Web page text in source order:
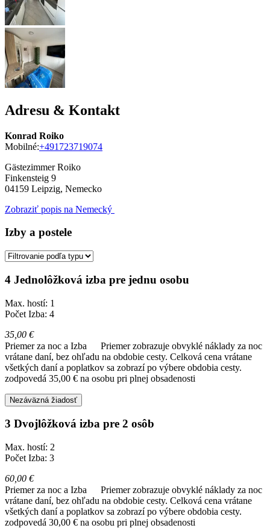
Adresu & Kontakt
Konrad Roiko
Mobilné:+491723719074
Gästezimmer Roiko
Finkensteig 9
04159 Leipzig, Nemecko
Zobraziť popis na Nemecký
Izby a postele
4 Jednolôžková izba pre jednu osobu
Max. hostí: 1
Počet Izba: 4
35,00 €
Priemer za noc a Izba
Priemer zobrazuje obvyklé náklady za noc
vrátane daní, bez ohľadu na obdobie cesty. Celková cena vrátane
všetkých daní a poplatkov sa zobrazí po výbere obdobia cesty.
zodpovedá 35,00 € na osobu pri plnej obsadenosti
Nezáväzná žiadosť
3 Dvojlôžková izba pre 2 osôb
Max. hostí: 2
Počet Izba: 3
60,00 €
Priemer za noc a Izba
Priemer zobrazuje obvyklé náklady za noc
vrátane daní, bez ohľadu na obdobie cesty. Celková cena vrátane
všetkých daní a poplatkov sa zobrazí po výbere obdobia cesty.
zodpovedá 30,00 € na osobu pri plnej obsadenosti